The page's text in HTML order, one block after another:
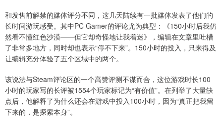
和发售前解禁的媒体评分不同，这几天陆续有一批媒体发表了他们的
长时间游玩感受。其中PC Gamer的评论尤为典型：《150小时后我仍
然看不懂红色沙漠——但它却奇怪地让我着迷》，编辑在文章里吐槽
了非常多地方，同时却也表示“停不下来”。150小时的投入，只来得及
让编辑充分体验了五个区域中的两个。
该说法与Steam评论区的一个高赞评测不谋而合，这位游戏时长100
小时的玩家写的长评被1554个玩家标记为“有价值”。在列举了大量缺
点后，他解释了为什么还会在游戏中投入100小时，因为“真正把我留
下来的，是探索本身”。